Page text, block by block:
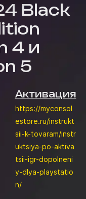
Black
4 и
5
Активация
https://myconsol
estore.ru/instrukt
sii-k-tovaram/instr
uktsiya-po-aktiva
tsii-igr-dopolneni
y-dlya-playstatio
n/